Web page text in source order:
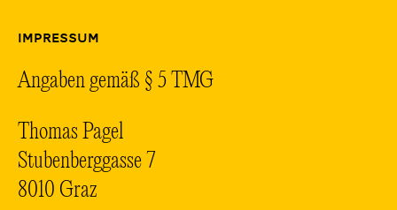
IMPRESSUM
Angaben gemäß § 5 TMG
Thomas Pagel
Stubenberggasse 7
8010 Graz